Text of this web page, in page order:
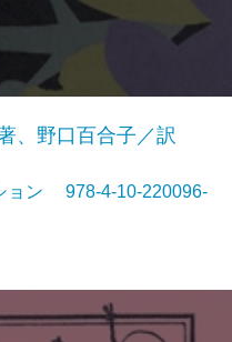
、野口百合子／訳
ョン 978-4-10-220096-